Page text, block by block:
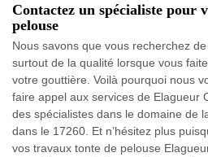
Contactez un spécialiste pour
pelouse
Nous savons que vous recherchez
surtout de la qualité lorsque vous
votre gouttière. Voilà pourquoi nous
faire appel aux services de Elagueur
des spécialistes dans le domaine de
dans le 17260. Et n’hésitez plus
vos travaux tonte de pelouse